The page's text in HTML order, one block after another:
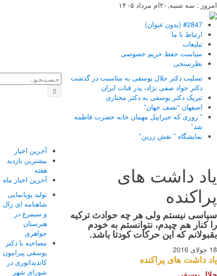
سه شنبه,۲۰ام مرداد ۱۴۰۵
#2847 (بدون عنوان)
ارتباط با ما
تبلیغات
سیاست حفظ حریم خصوصی
نظرسنجی
تسلیت دکتر جلال یوسفی به مناسبت در گذشت
دکتر جواد صفی نژاد، پدر قنات ایران
تبریک دکتر یوسفی به دکتر مختاری
اصفهان “نصف جهان”
” روزی که جبراییل مهمان خانه حضرت فاطمه
شد”
نمایشگاه ” نقش زرین”
داشت های
نیستم ولی هر چه حوادث ترکیه
هم چیدم، نتوانستم به خودم
که این حرکات کودتا باشد.
داشت های پراکنده
آخرین اخبار
بیشترین بازدید
هفته
آخرین اخبار ماه
تولید پویانمایی
شاهنامه ای زال
و سیمرغ در
هنرستان
جواهری
مصاحبه با دکتر
یوسفی پیرامون
کاندیداتوری در
شورای شهر